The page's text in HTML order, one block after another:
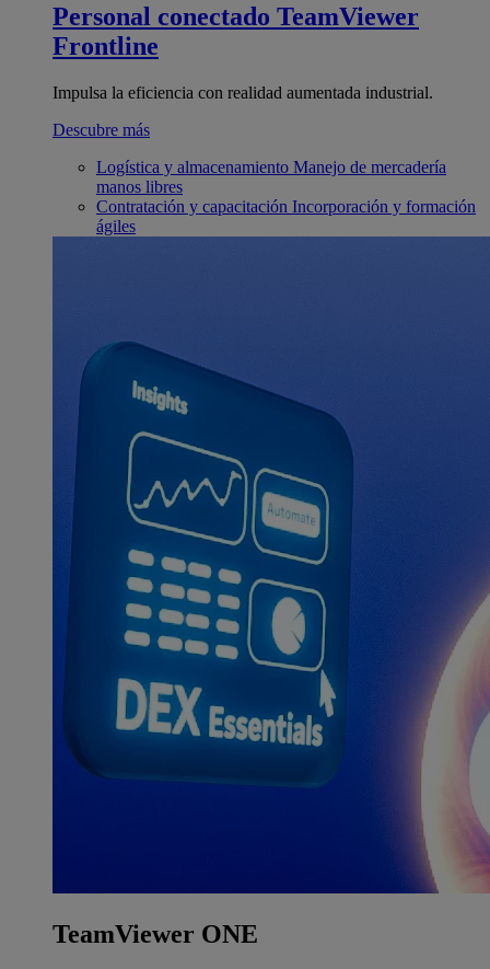
Personal conectado TeamViewer
Frontline
Impulsa la eficiencia con realidad aumentada industrial.
Descubre más
Logística y almacenamiento Manejo de mercadería
manos libres
Contratación y capacitación Incorporación y formación
ágiles
TeamViewer ONE